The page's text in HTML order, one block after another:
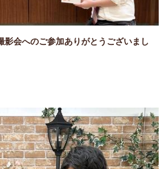
影会へのご参加ありがとうございまし